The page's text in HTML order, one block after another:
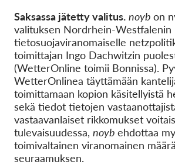
Saksassa jätetty valitus. noyb on
valituksen Nordrhein-Westfalenin
tietosuojaviranomaiselle
toimittajan Ingo Dachwitzin
(WetterOnline toimii Bonnissa).
WetterOnlinea täyttämään
toimittamaan kopion käsitellyistä
sekä tiedot tietojen
vastaavanlaiset rikkomukset
tulevaisuudessa, noyb ehdottaa
toimivaltainen viranomainen
seuraamuksen.